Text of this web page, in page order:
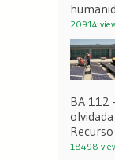
20914
BA 112
18498